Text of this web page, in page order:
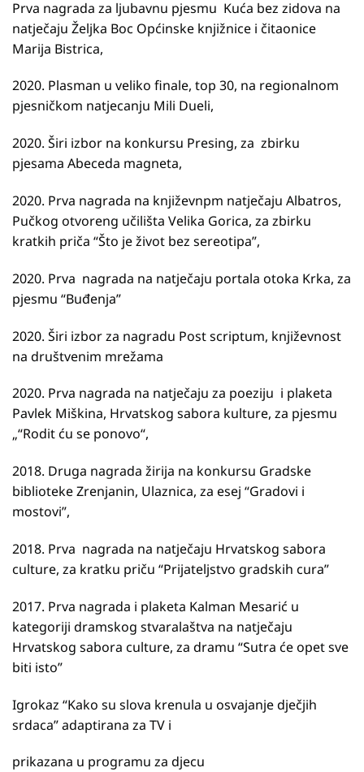
Prva nagrada za ljubavnu pjesmu Kuća bez zidova na
natječaju Željka Boc Općinske knjižnice i čitaonice
Marija Bistrica,
2020. Plasman u veliko finale, top 30, na regionalnom
pjesničkom natjecanju Mili Dueli,
2020. Širi izbor na konkursu Presing, za zbirku
pjesama Abeceda magneta,
2020. Prva nagrada na književnpm natječaju Albatros,
Pučkog otvoreng učilišta Velika Gorica, za zbirku
kratkih priča “Što je život bez sereotipa”,
2020. Prva nagrada na natječaju portala otoka Krka, za
pjesmu “Buđenja”
2020. Širi izbor za nagradu Post scriptum, književnost
na društvenim mrežama
2020. Prva nagrada na natječaju za poeziju i plaketa
Pavlek Miškina, Hrvatskog sabora kulture, za pjesmu
„“Rodit ću se ponovo“,
2018. Druga nagrada žirija na konkursu Gradske
biblioteke Zrenjanin, Ulaznica, za esej “Gradovi i
mostovi”,
2018. Prva nagrada na natječaju Hrvatskog sabora
culture, za kratku priču “Prijateljstvo gradskih cura”
2017. Prva nagrada i plaketa Kalman Mesarić u
kategoriji dramskog stvaralaštva na natječaju
Hrvatskog sabora culture, za dramu “Sutra će opet sve
biti isto”
Igrokaz “Kako su slova krenula u osvajanje dječjih
srdaca” adaptirana za TV i
prikazana u programu za djecu